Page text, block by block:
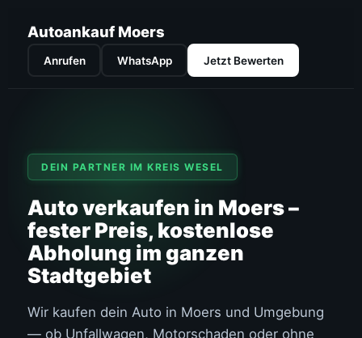
Autoankauf Moers
Anrufen WhatsApp Jetzt Bewerten
DEIN PARTNER IM KREIS WESEL
Auto verkaufen in Moers –
fester Preis, kostenlose
Abholung im ganzen
Stadtgebiet
Wir kaufen dein Auto in Moers und Umgebung
— ob Unfallwagen, Motorschaden oder ohne